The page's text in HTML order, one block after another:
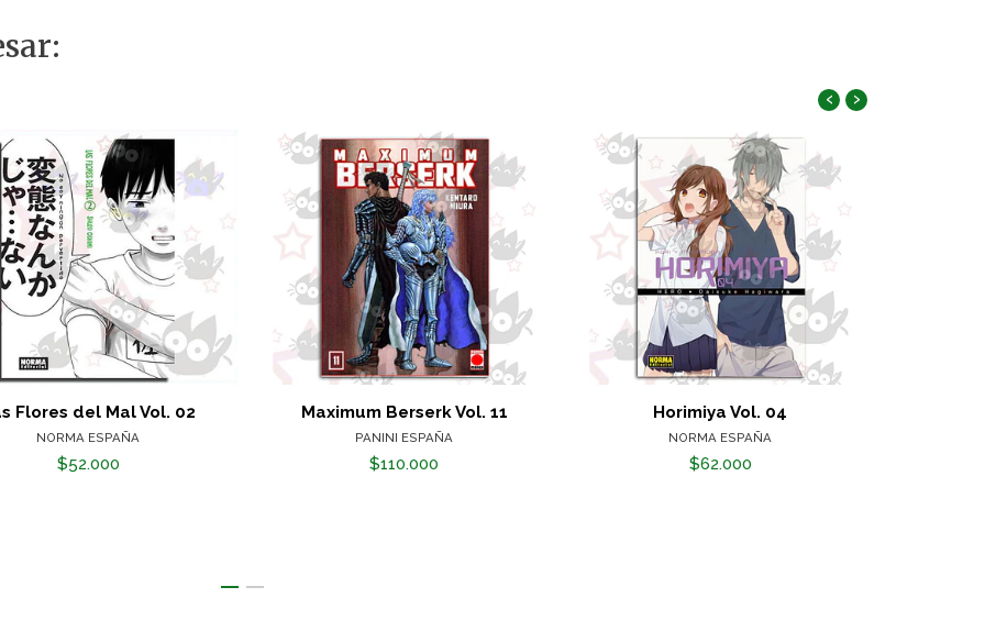
Flores del Mal Vol. 02
NORMA ESPAÑA
$52.000
Maximum Berserk Vol. 11
PANINI ESPAÑA
$110.000
Horimiya Vol. 04
NORMA ESPAÑA
$62.000
‹ ›